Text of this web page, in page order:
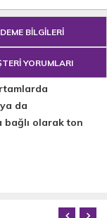
BİLGİLERİ
YORUMLARI
da
bağlı olarak ton